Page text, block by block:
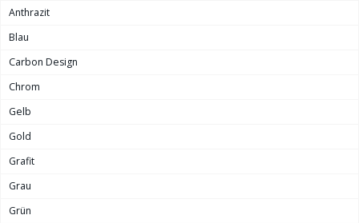
Anthrazit
Blau
Carbon Design
Chrom
Gelb
Gold
Grafit
Grau
Grün